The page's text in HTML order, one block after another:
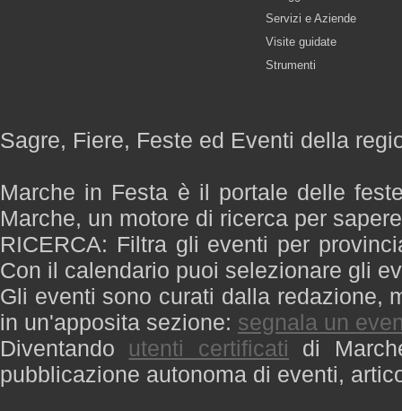
Servizi e Aziende
Visite guidate
Strumenti
Sagre, Fiere, Feste ed Eventi della
Marche in Festa è il portale delle
Marche, un motore di ricerca per
RICERCA: Filtra gli eventi per
Con il calendario puoi selezionare gli
Gli eventi sono curati dalla redazione,
in un'apposita sezione: segnala un
Diventando utenti certificati di
pubblicazione autonoma di eventi,